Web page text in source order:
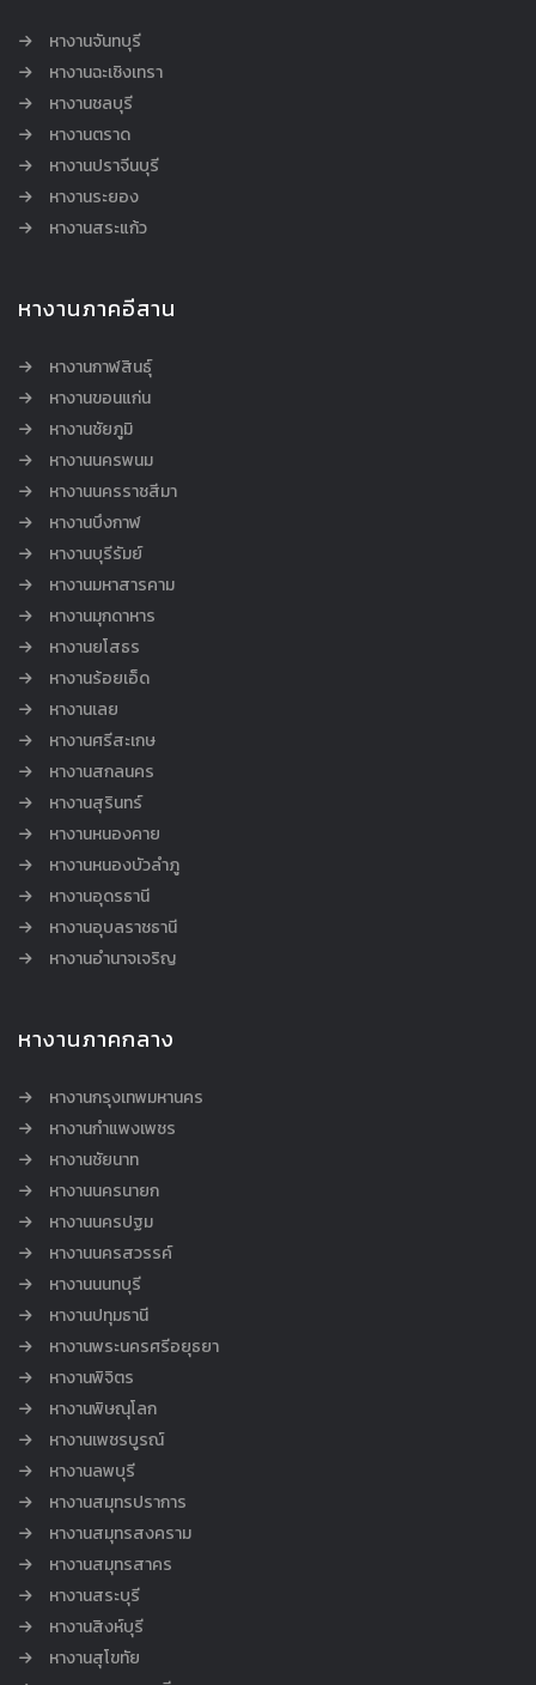
หางานจันทบุรี
หางานฉะเชิงเทรา
หางานชลบุรี
หางานตราด
หางานปราจีนบุรี
หางานระยอง
หางานสระแก้ว
หางานภาคอีสาน
หางานกาฬสินธุ์
หางานขอนแก่น
หางานชัยภูมิ
หางานนครพนม
หางานนครราชสีมา
หางานบึงกาฬ
หางานบุรีรัมย์
หางานมหาสารคาม
หางานมุกดาหาร
หางานยโสธร
หางานร้อยเอ็ด
หางานเลย
หางานศรีสะเกษ
หางานสกลนคร
หางานสุรินทร์
หางานหนองคาย
หางานหนองบัวลำภู
หางานอุดรธานี
หางานอุบลราชธานี
หางานอำนาจเจริญ
หางานภาคกลาง
หางานกรุงเทพมหานคร
หางานกำแพงเพชร
หางานชัยนาท
หางานนครนายก
หางานนครปฐม
หางานนครสวรรค์
หางานนนทบุรี
หางานปทุมธานี
หางานพระนครศรีอยุธยา
หางานพิจิตร
หางานพิษณุโลก
หางานเพชรบูรณ์
หางานลพบุรี
หางานสมุทรปราการ
หางานสมุทรสงคราม
หางานสมุทรสาคร
หางานสระบุรี
หางานสิงห์บุรี
หางานสุโขทัย